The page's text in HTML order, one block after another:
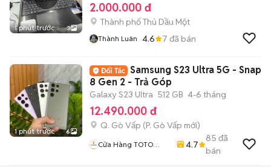
1 phút trước 3
2.000.000 đ
Thành phố Thủ Dầu Một
Thành Luân 4.6 7 đã bán
1 phút trước 6
Samsung S23 Ultra 5G - Snap
8 Gen 2 - Trả Góp
Galaxy S23 Ultra 512 GB 4-6 tháng
12.490.000 đ
Q. Gò Vấp (P. Gò Vấp mới)
Cửa Hàng TOTO
4.7
85 đã
bán